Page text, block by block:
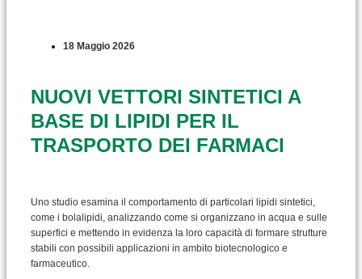
18 Maggio 2026
NUOVI VETTORI SINTETICI A
BASE DI LIPIDI PER IL
TRASPORTO DEI FARMACI
Uno studio esamina il comportamento di particolari lipidi sintetici,
come i bolalipidi, analizzando come si organizzano in acqua e sulle
superfici e mettendo in evidenza la loro capacità di formare strutture
stabili con possibili applicazioni in ambito biotecnologico e
farmaceutico.